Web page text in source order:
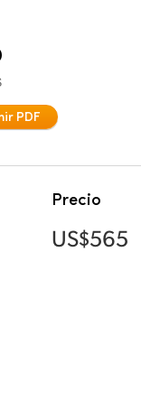
PDF
Precio
US$565